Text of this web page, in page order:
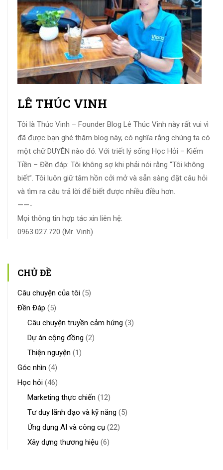
LÊ THÚC VINH
Tôi là Thúc Vinh – Founder Blog Lê Thúc Vinh này rất vui vì
đã được bạn ghé thăm blog này, có nghĩa rằng chúng ta có
một chữ DUYÊN nào đó. Với triết lý sống Học Hỏi – Kiếm
Tiền – Đền đáp: Tôi không sợ khi phải nói rằng “Tôi không
biết”. Tôi luôn giữ tâm hồn cởi mở và sẵn sàng đặt câu hỏi
và tìm ra câu trả lời để biết được nhiều điều hơn.
——-
Mọi thông tin hợp tác xin liên hệ:
0963.027.720 (Mr. Vinh)
CHỦ ĐỀ
Câu chuyện của tôi (5)
Đền Đáp (5)
Câu chuyện truyền cảm hứng (3)
Dự án cộng đồng (2)
Thiện nguyện (1)
Góc nhìn (4)
Học hỏi (46)
Marketing thực chiến (12)
Tư duy lãnh đạo và kỹ năng (5)
Ứng dụng AI và công cụ (22)
Xây dựng thương hiệu (6)